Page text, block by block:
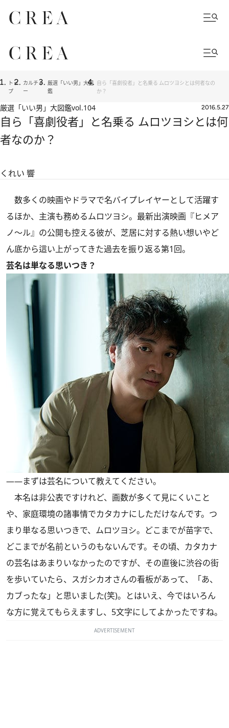
トッ
プ
カルチャ
ー
厳選「いい男」大図
鑑
自ら「喜劇役者」と名乗る ムロツヨシとは何者なの
か？
厳選「いい男」大図鑑vol.104 2016.5.27
自ら「喜劇役者」と名乗る ムロツヨシとは何
者なのか？
くれい 響
数多くの映画やドラマで名バイプレイヤーとして活躍す
るほか、主演も務めるムロツヨシ。最新出演映画『ヒメア
ノ～ル』の公開も控える彼が、芝居に対する熱い想いやど
ん底から這い上がってきた過去を振り返る第1回。
芸名は単なる思いつき？
――まずは芸名について教えてください。
本名は非公表ですけれど、画数が多くて見にくいこと
や、家庭環境の諸事情でカタカナにしただけなんです。つ
まり単なる思いつきで、ムロツヨシ。どこまでが苗字で、
どこまでが名前というのもないんです。その頃、カタカナ
の芸名はあまりいなかったのですが、その直後に渋谷の街
を歩いていたら、スガシカオさんの看板があって、「あ、
カブったな」と思いました(笑)。とはいえ、今ではいろん
な方に覚えてもらえますし、5文字にしてよかったですね。
ADVERTISEMENT